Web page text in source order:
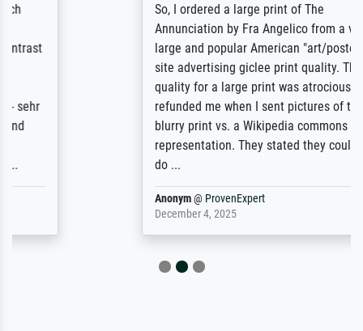
So, I ordered a large print of The
Annunciation by Fra Angelico from a very
large and popular American "art/poster"
site advertising giclee print quality. The
quality for a large print was atrocious. They
refunded me when I sent pictures of the
blurry print vs. a Wikipedia commons
representation. They stated they couldn't
ProvenExpert